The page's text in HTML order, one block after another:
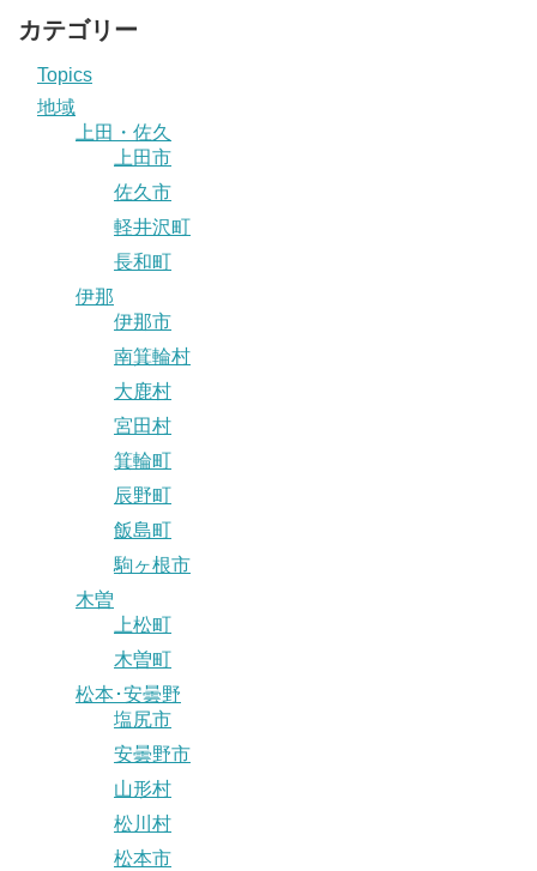
カテゴリー
Topics
地域
上田・佐久
上田市
佐久市
軽井沢町
長和町
伊那
伊那市
南箕輪村
大鹿村
宮田村
箕輪町
辰野町
飯島町
駒ヶ根市
木曽
上松町
木曽町
松本･安曇野
塩尻市
安曇野市
山形村
松川村
松本市